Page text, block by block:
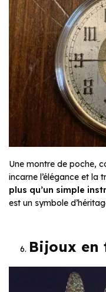
Une montre de poche,
incarne l’élégance et la
plus qu’un simple
est un symbole
Bijoux en